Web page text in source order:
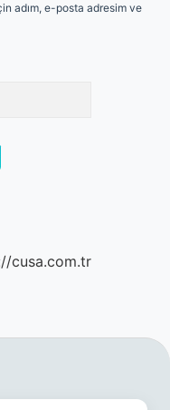
adım, e-posta adresim ve
cusa.com.tr